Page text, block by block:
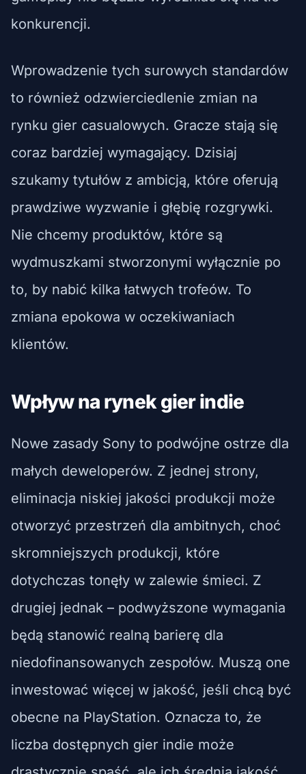
konkurencji.
Wprowadzenie tych surowych standardów
to również odzwierciedlenie zmian na
rynku gier casualowych. Gracze stają się
coraz bardziej wymagający. Dzisiaj
szukamy tytułów z ambicją, które oferują
prawdziwe wyzwanie i głębię rozgrywki.
Nie chcemy produktów, które są
wydmuszkami stworzonymi wyłącznie po
to, by nabić kilka łatwych trofeów. To
zmiana epokowa w oczekiwaniach
klientów.
Wpływ na rynek gier indie
Nowe zasady Sony to podwójne ostrze dla
małych deweloperów. Z jednej strony,
eliminacja niskiej jakości produkcji może
otworzyć przestrzeń dla ambitnych, choć
skromniejszych produkcji, które
dotychczas tonęły w zalewie śmieci. Z
drugiej jednak – podwyższone wymagania
będą stanowić realną barierę dla
niedofinansowanych zespołów. Muszą one
inwestować więcej w jakość, jeśli chcą być
obecne na PlayStation. Oznacza to, że
liczba dostępnych gier indie może